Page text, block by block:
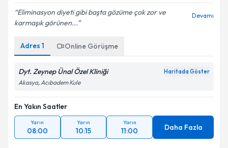
kapsamda işlenmesini kabul ediyorum.
Takvim Talebini Gönder
Eliminasyon diyeti gibi başta gözüme çok zor ve
karmaşık görünen...
Devamı
Adres 1 Online Görüşme
Dyt. Zeynep Ünal Özel Kliniği Haritada Göster
Akasya, Acıbadem Kule
En Yakın Saatler
Yarın
08:00
Yarın
10:15
Yarın
11:00 Daha Fazla